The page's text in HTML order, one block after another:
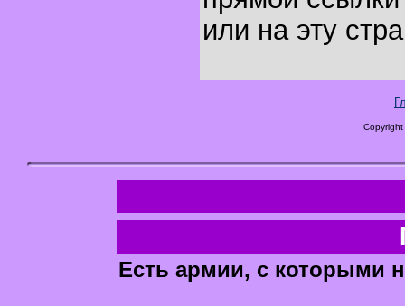
или на эту
Есть армии, с которыми